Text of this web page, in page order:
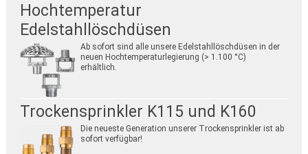
Hochtemperatur
Edelstahllöschdüsen
Ab sofort sind alle unsere Edelstahllöschdüsen in der
neuen Hochtemperaturlegierung (> 1.100 °C)
erhältlich.
Trockensprinkler K115 und K160
Die neueste Generation unserer Trockensprinkler ist ab
sofort verfügbar!